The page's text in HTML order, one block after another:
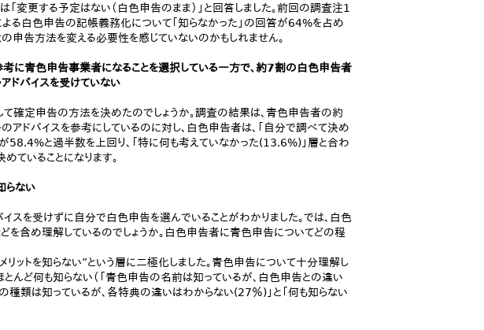
変更する予定はない（白色申告のまま）」と回答しました。前回の調査注1
る白色申告の記帳義務化について「知らなかった」の回答が64%を占め
申告方法を変える必要性を感じていないのかもしれません。
に青色申告事業者になることを選択している一方で、約7割の白色申告者
ドバイスを受けていない
て確定申告の方法を決めたのでしょうか。調査の結果は、青色申告者の約
アドバイスを参考にしているのに対し、白色申告者は、「自分で調べて決め
58.4%と過半数を上回り、「特に何も考えていなかった(13.6%)」層と合わ
ていることになります。
らない
を受けずに自分で白色申告を選んでいることがわかりました。では、白色
を含め理解しているのでしょうか。白色申告者に青色申告についてどの程
リットを知らない”という層に二極化しました。青色申告について十分理解し
ど何も知らない（「青色申告の名前は知っているが、白色申告との違い
類は知っているが、各特典の違いはわからない(27％)」と「何も知らない